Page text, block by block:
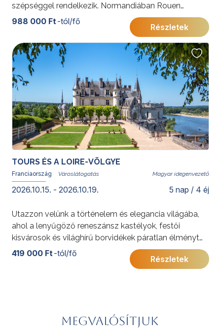
szépséggel rendelkezik. Normandiában Rouen
középkori negyede és fagerendás házai visszarepítik
Jeanne d'Arc korába, Caen-ban a Nők Apátsága
Hódító Vilmos és Matilda királyné szerelmét meséli el
a Százéves háború idején. Bretagne-ban az Atlanti-
óceán partvidéke, semmihez nem hasonlítható
vadregényes partszakaszok, védett öblök és
világítótornyok várják az odalátogatót.
További érdekességekért Franciaországról kattintson
ide.
988 000 Ft-tól/fő
Részletek
TOURS ÉS A LOIRE-VÖLGYE
Franciaország Magyar idegenvezető
2026.10.15. - 2026.10.19. 5 nap / 4 éj
Utazzon velünk a történelem és elegancia világába,
ahol a lenyűgöző reneszánsz kastélyok, festői
kisvárosok és világhírű borvidékek páratlan élményt
nyújtanak! A program során ellátogatunk Tours
hangulatos óvárosába, bejárjuk a híres Loire menti
419 000 Ft-tól/fő
Részletek
Megvalósítjuk